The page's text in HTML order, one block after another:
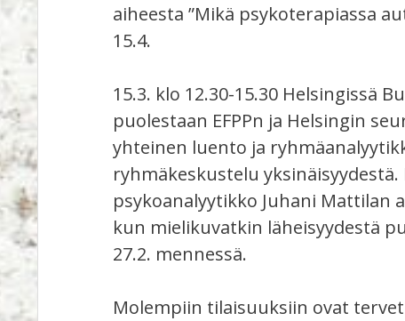
aiheesta ”Mikä psykoterapiassa
15.4.
15.3. klo 12.30-15.30 Helsingissä
puolestaan EFPPn ja Helsingin
yhteinen luento ja
ryhmäkeskustelu
psykoanalyytikko Juhani Mattilan
kun mielikuvatkin läheisyydestä
27.2. mennessä.
Molempiin tilaisuuksiin ovat